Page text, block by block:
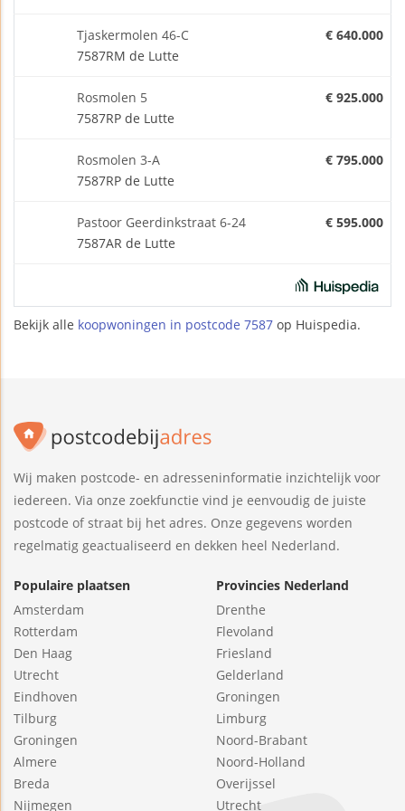
Tjaskermolen 46-C
7587RM de Lutte
€ 640.000
Rosmolen 5
7587RP de Lutte
€ 925.000
Rosmolen 3-A
7587RP de Lutte
€ 795.000
Pastoor Geerdinkstraat 6-24
7587AR de Lutte
€ 595.000
Bekijk alle koopwoningen in postcode 7587 op Huispedia.
Wij maken postcode- en adresseninformatie inzichtelijk voor
iedereen. Via onze zoekfunctie vind je eenvoudig de juiste
postcode of straat bij het adres. Onze gegevens worden
regelmatig geactualiseerd en dekken heel Nederland.
Populaire plaatsen
Amsterdam
Rotterdam
Den Haag
Utrecht
Eindhoven
Tilburg
Groningen
Almere
Breda
Nijmegen
Provincies Nederland
Drenthe
Flevoland
Friesland
Gelderland
Groningen
Limburg
Noord-Brabant
Noord-Holland
Overijssel
Utrecht